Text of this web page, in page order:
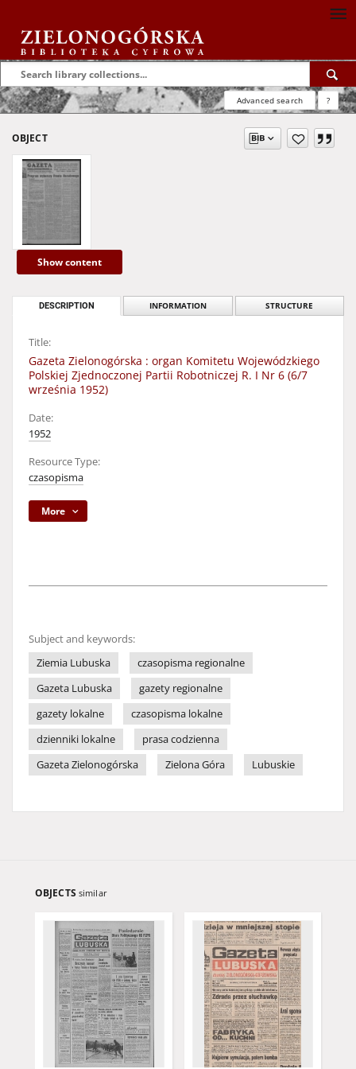
Advanced search ?
OBJECT
Show content
DESCRIPTION INFORMATION STRUCTURE
Title:
Gazeta Zielonogórska : organ Komitetu Wojewódzkiego
Polskiej Zjednoczonej Partii Robotniczej R. I Nr 6 (6/7
września 1952)
Date:
1952
Resource Type:
czasopisma
More
Subject and keywords:
Ziemia Lubuska
czasopisma regionalne
Gazeta Lubuska
gazety regionalne
gazety lokalne
czasopisma lokalne
dzienniki lokalne
prasa codzienna
Gazeta Zielonogórska
Zielona Góra Lubuskie
OBJECTS similar